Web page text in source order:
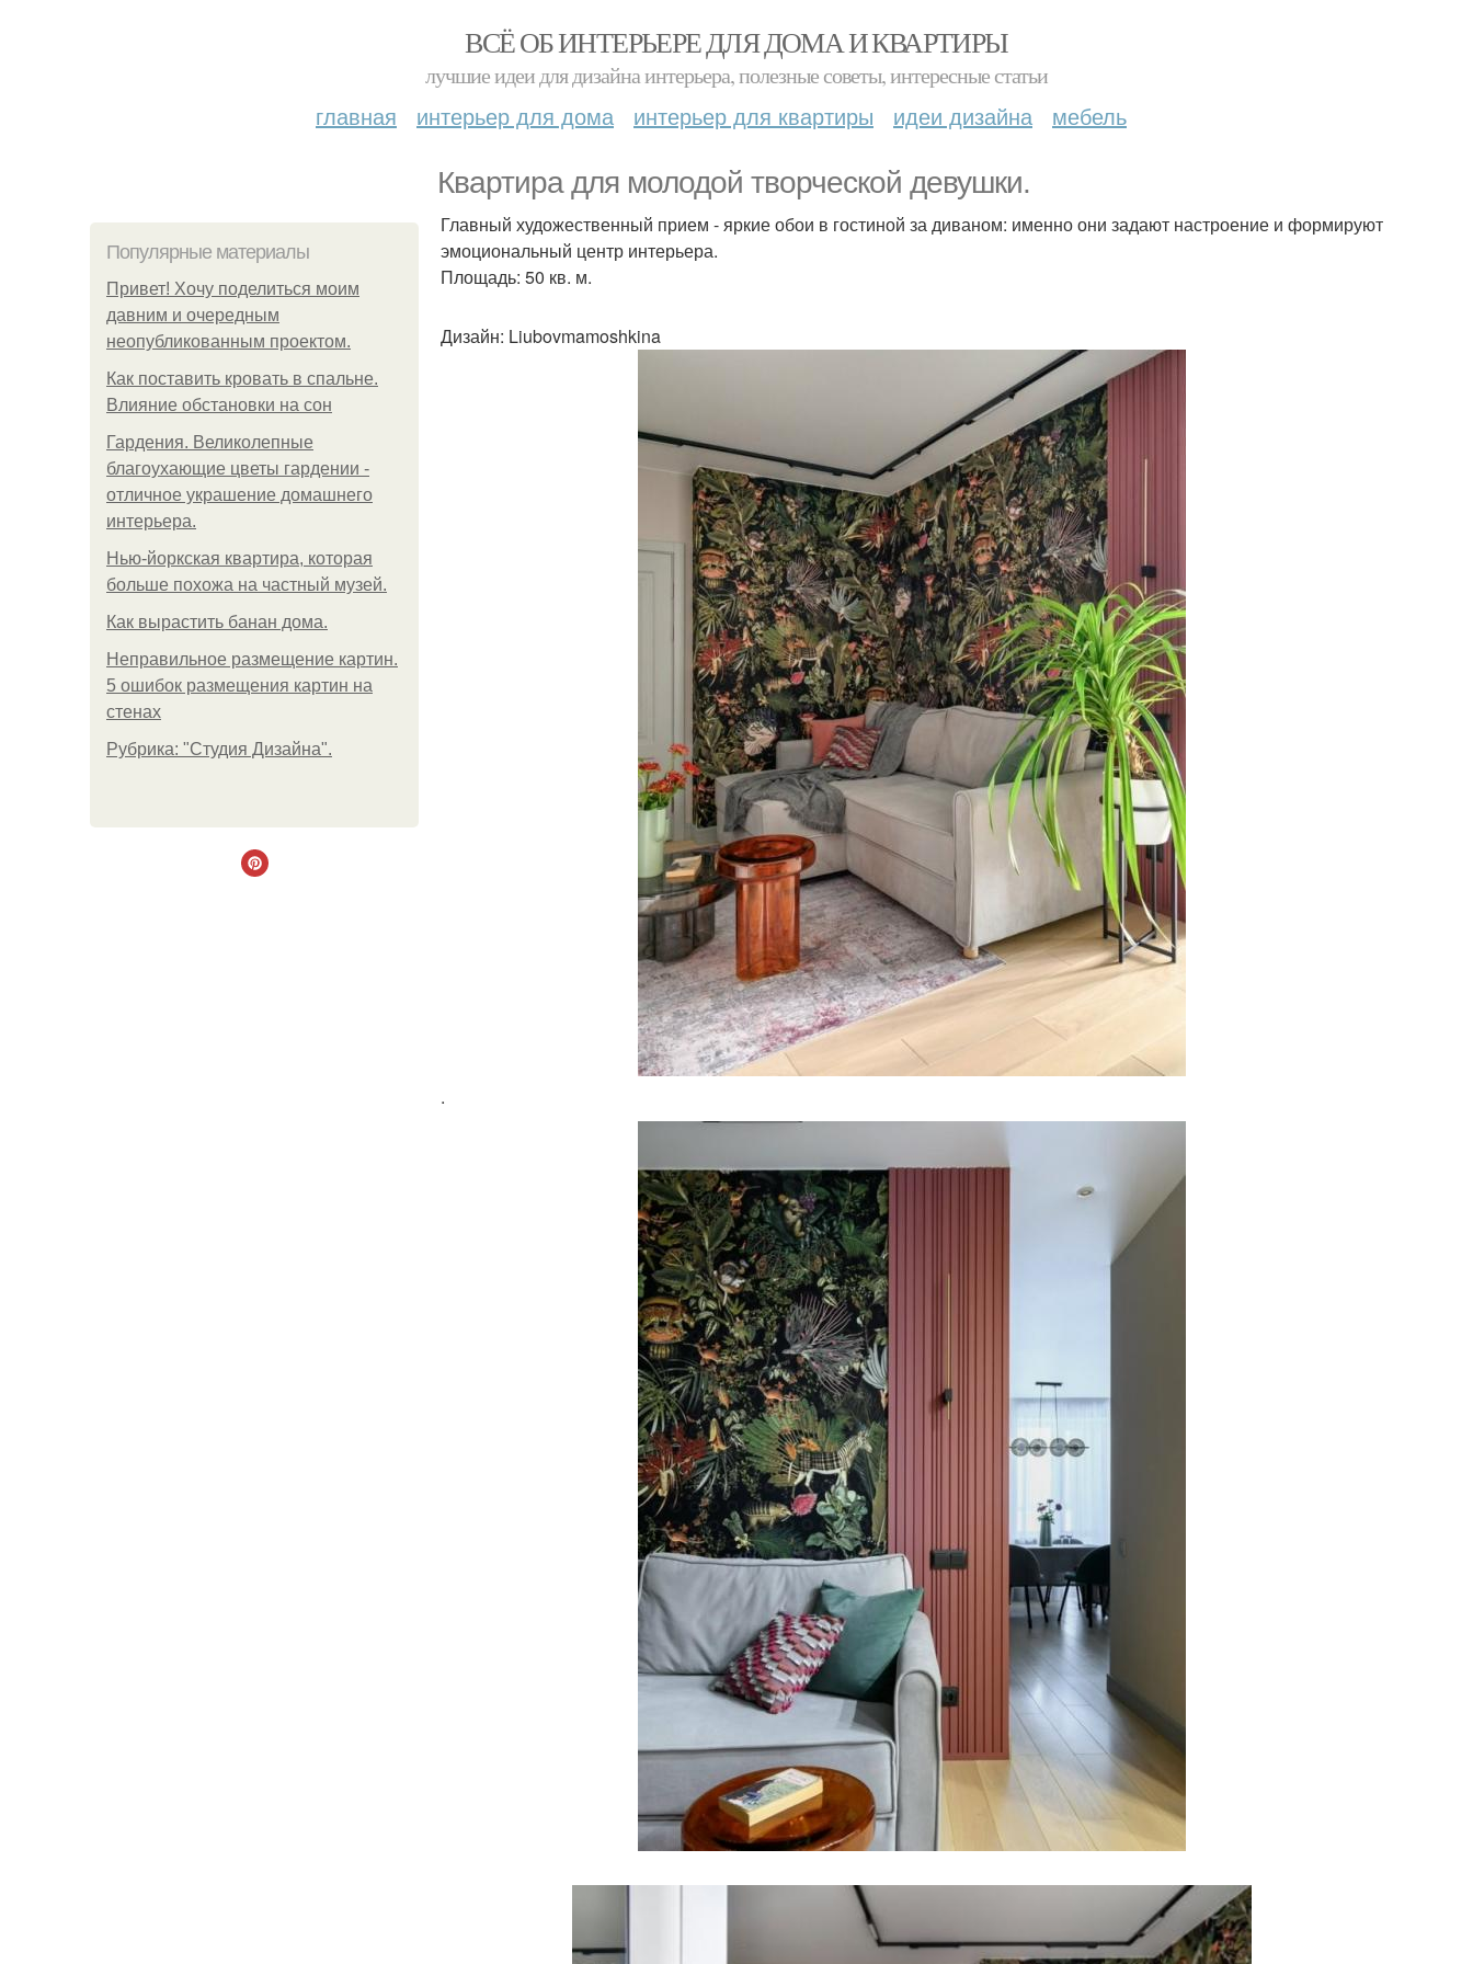
ВСЁ ОБ ИНТЕРЬЕРЕ ДЛЯ ДОМА И КВАРТИРЫ
лучшие идеи для дизайна интерьера, полезные советы, интересные статьи
главная интерьер для дома интерьер для квартиры идеи дизайна мебель
Квартира для молодой творческой девушки.
Популярные материалы
Привет! Хочу поделиться моим
давним и очередным
неопубликованным проектом.
Как поставить кровать в спальне.
Влияние обстановки на сон
Гардения. Великолепные
благоухающие цветы гардении -
отличное украшение домашнего
интерьера.
Нью-йоркская квартира, которая
больше похожа на частный музей.
Как вырастить банан дома.
Неправильное размещение картин.
5 ошибок размещения картин на
стенах
Рубрика: "Студия Дизайна".
Главный художественный прием - яркие обои в гостиной за диваном: именно они задают настроение и формируют
эмоциональный центр интерьера.
Площадь: 50 кв. м.
Дизайн: Liubovmamoshkina
.